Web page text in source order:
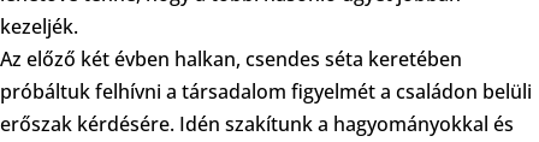
kezeljék.
Az előző két évben halkan, csendes séta keretében
próbáltuk felhívni a társadalom figyelmét a családon belüli
erőszak kérdésére. Idén szakítunk a hagyományokkal és